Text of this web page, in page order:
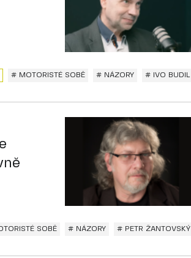
# MOTORISTÉ SOBĚ # NÁZORY # IVO BUDIL
SOBĚ # NÁZORY # PETR ŽANTOVSKÝ